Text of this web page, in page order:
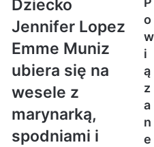
Dziecko
Jennifer Lopez
Emme Muniz
ubiera się na
wesele z
marynarką,
spodniami i
o
w
i
ą
z
a
n
e